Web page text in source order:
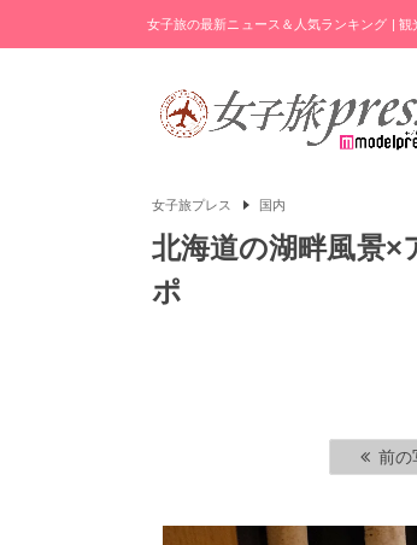
女子旅の最新ニュース＆人気ランキング | 観
女子旅プレス 国内
北海道の湖畔風景×
ポ
前の